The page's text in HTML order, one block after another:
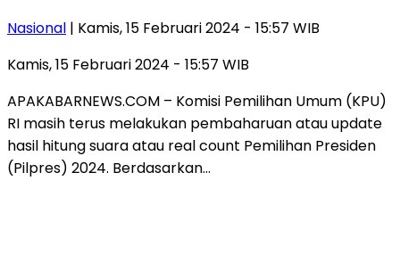
Nasional | Kamis, 15 Februari 2024 - 15:57 WIB
Kamis, 15 Februari 2024 - 15:57 WIB
APAKABARNEWS.COM – Komisi Pemilihan Umum (KPU)
RI masih terus melakukan pembaharuan atau update
hasil hitung suara atau real count Pemilihan Presiden
(Pilpres) 2024. Berdasarkan…